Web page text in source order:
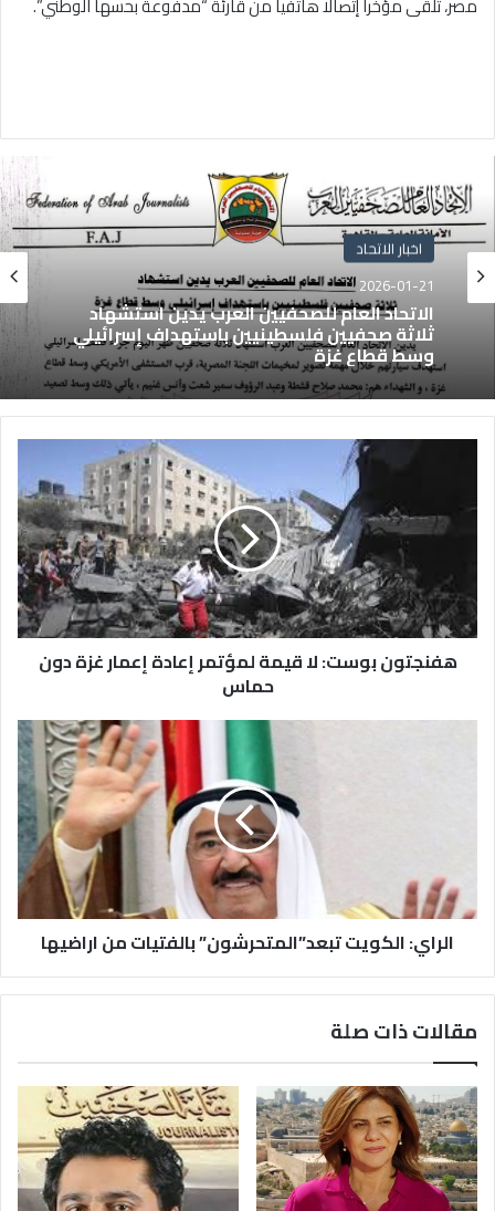
اخبار الاتحاد
2026-01-21
الاتحاد العام للصحفيين العرب يدين استشهاد
ثلاثة صحفيين فلسطينيين باستهداف إسرائيلي
وسط قطاع غزة
هفنجتون بوست: لا قيمة لمؤتمر إعادة إعمار غزة دون
حماس
الراي: الكويت تبعد”المتحرشون” بالفتيات من اراضيها
مقالات ذات صلة